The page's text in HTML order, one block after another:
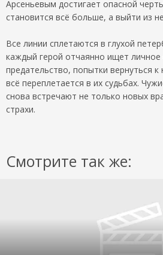
Арсеньевым достигает опасной
становится всё больше, а выйти из
Все линии сплетаются в глухой
каждый герой отчаянно ищет личное
предательство, попытки вернуться
всё переплетается в их судьбах.
снова встречают не только новых
страхи.
Смотрите так же: